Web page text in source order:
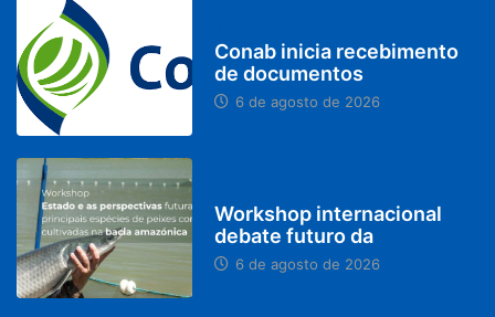
Conab inicia recebimento
de documentos
6 de agosto de 2026
Workshop internacional
debate futuro da
6 de agosto de 2026